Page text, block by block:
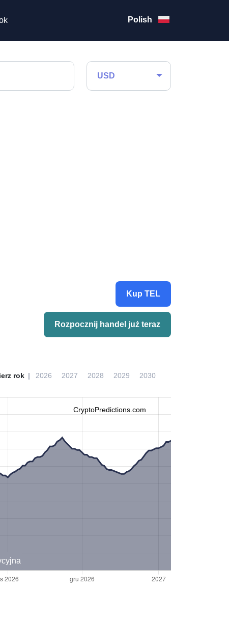
Polish
USD
Kup TEL
Rozpocznij handel już teraz
rok 2026 2027 2028 2029 2030
CryptoPredictions.com